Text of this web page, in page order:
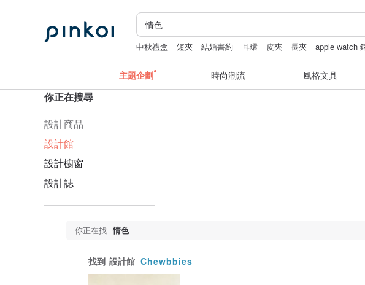
中秋禮盒 短夾 結婚書約 耳環 皮夾 長夾 apple watch
主題企劃 時尚潮流 風格文具
你正在搜尋
設計商品
設計館
設計櫥窗
設計誌
你正在找 情色
找到 設計館 Chewbbies